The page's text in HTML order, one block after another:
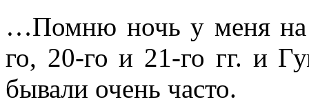
…Помню ночь у меня на
го, 20-го и 21-го гг. и
бывали очень часто.